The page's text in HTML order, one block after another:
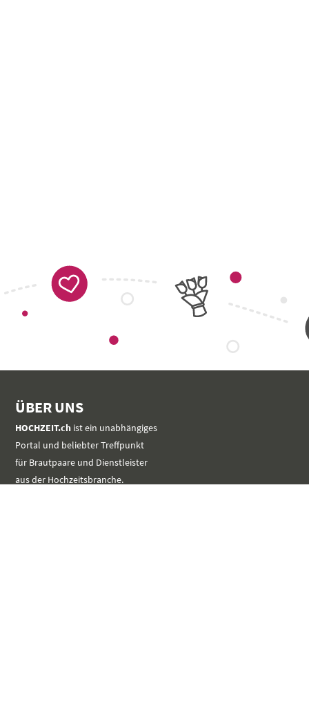
ÜBER UNS
HOCHZEIT.ch ist ein unabhängiges
Portal und beliebter Treffpunkt
für Brautpaare und Dienstleister
aus der Hochzeitsbranche.